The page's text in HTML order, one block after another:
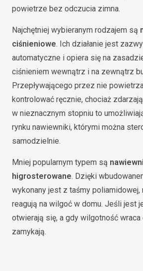
powietrze bez odczucia zimna.
Najchętniej wybieranym rodzajem są
ciśnieniowe. Ich działanie jest
automatyczne i opiera się na
ciśnieniem wewnątrz i na zewnątrz
Przepływającego przez nie
kontrolować ręcznie, chociaż
w nieznacznym stopniu to
rynku nawiewniki, którymi można
samodzielnie.
Mniej popularnym typem są
higrosterowane. Dzięki
wykonany jest z taśmy poliamidowej,
reagują na wilgoć w domu. Jeśli jest
otwierają się, a gdy wilgotność wraca
zamykają.